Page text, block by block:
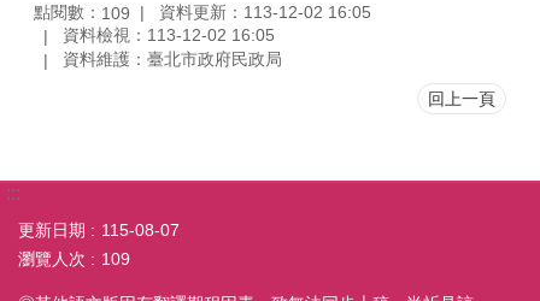
點閱數： 109
資料更新：113-12-02 16:05
資料檢視：113-12-02 16:05
資料維護：臺北市政府民政局
回上一頁
:::
更新日期
115-08-07
瀏覽人次
109